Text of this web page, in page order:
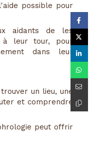
possible pour
aidants de les
à leur tour, pour
dans leur
un lieu, une
et comprendre
peut offrir